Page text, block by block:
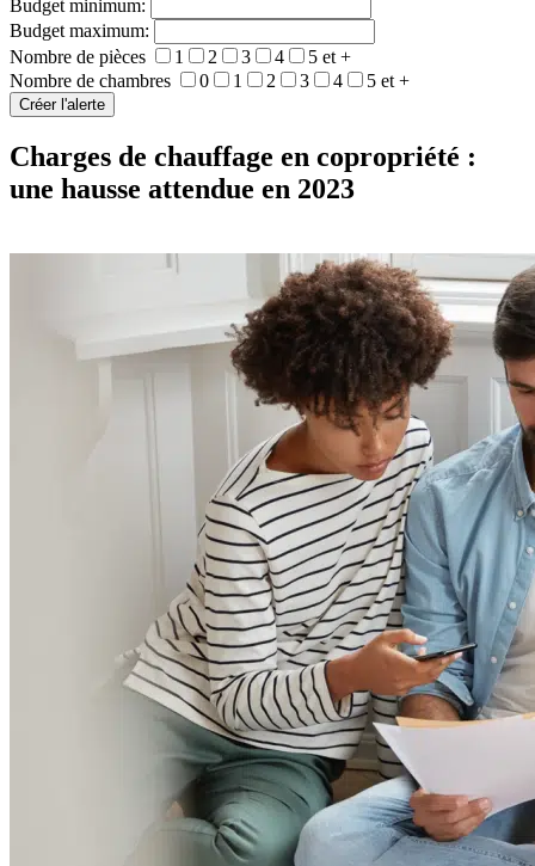
Budget minimum:
Budget maximum:
Nombre de pièces
1 2 3 4
5 et +
Nombre de chambres
0 1 2 3 4 5 et +
Charges de chauffage en copropriété :
une hausse attendue en 2023